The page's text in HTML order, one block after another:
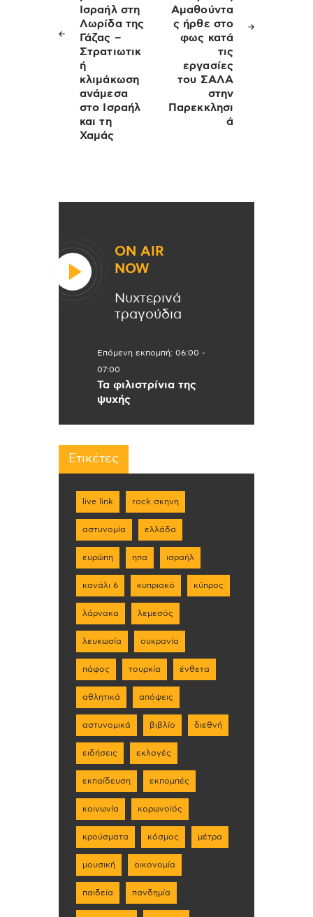
Ισραήλ στη
Λωρίδα της
Γάζας –
Στρατιωτικ
ή
κλιμάκωση
ανάμεσα
στο Ισραήλ
και τη
Χαμάς
Αμαθούντα
ς ήρθε στο
φως κατά
τις
εργασίες
του ΣΑΛΑ
στην
Παρεκκλησι
ά
ON AIR
NOW
Νυχτερινά
τραγούδια
Επόμενη εκπομπή: 06:00 -
07:00
Τα φιλιστρίνια της
ψυχής
Ετικέτες
live link rock σκηνη
αστυνομία ελλάδα
ευρώπη ηπα ισραήλ
κανάλι 6 κυπριακό κύπρος
λάρνακα λεμεσός
λευκωσία ουκρανία
πάφος τουρκία ένθετα
αθλητικά απόψεις
αστυνομικά βιβλίο διεθνή
ειδήσεις εκλογές
εκπαίδευση εκπομπές
κοινωνία κορωνοϊός
κρούσματα κόσμος μέτρα
μουσική οικονομία
παιδεία πανδημία